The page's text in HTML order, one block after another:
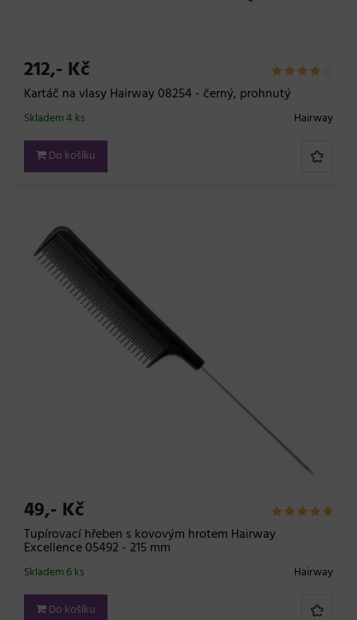
212,- Kč
Kartáč na vlasy Hairway 08254 - černý, prohnutý
Hairway
Skladem 4 ks
Do košíku
49,- Kč
Tupírovací hřeben s kovovým hrotem Hairway
Excellence 05492 - 215 mm
Hairway
Skladem 6 ks
Do košíku